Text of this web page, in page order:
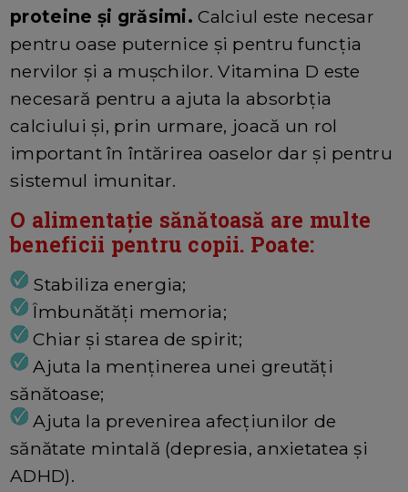
proteine ​​și grăsimi. Calciul este necesar
pentru oase puternice și pentru funcția
nervilor și a mușchilor. Vitamina D este
necesară pentru a ajuta la absorbția
calciului și, prin urmare, joacă un rol
important în întărirea oaselor dar și pentru
sistemul imunitar.
O alimentație sănătoasă are multe
beneficii pentru copii. Poate:
Stabiliza energia;
Îmbunătăți memoria;
Chiar și starea de spirit;
Ajuta la menținerea unei greutăți
sănătoase;
Ajuta la prevenirea afecțiunilor de
sănătate mintală (depresia, anxietatea și
ADHD).